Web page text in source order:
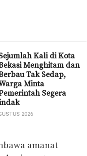
Kali di Kota
Menghitam dan
Tak Sedap,
Minta
Segera
2026
amanat